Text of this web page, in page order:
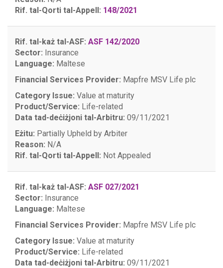
Rif. tal-Qorti tal-Appell: 148/2021
Rif. tal-każ tal-ASF: ASF 142/2020
Sector: Insurance
Language: Maltese
Financial Services Provider: Mapfre MSV Life plc
Category Issue: Value at maturity
Product/Service: Life-related
Data tad-deċiżjoni tal-Arbitru: 09/11/2021
Eżitu: Partially Upheld by Arbiter
Reason: N/A
Rif. tal-Qorti tal-Appell: Not Appealed
Rif. tal-każ tal-ASF: ASF 027/2021
Sector: Insurance
Language: Maltese
Financial Services Provider: Mapfre MSV Life plc
Category Issue: Value at maturity
Product/Service: Life-related
Data tad-deċiżjoni tal-Arbitru: 09/11/2021